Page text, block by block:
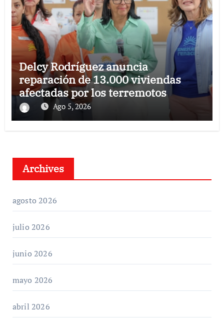
Delcy Rodríguez anuncia
reparación de 13.000 viviendas
afectadas por los terremotos
Ago 5, 2026
Archives
agosto 2026
julio 2026
junio 2026
mayo 2026
abril 2026